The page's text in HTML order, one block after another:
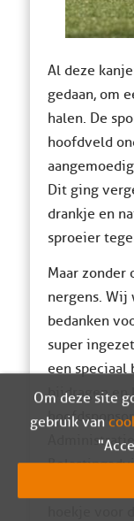
Al deze
gedaan, om
halen. De
hoofdveld
Dit ging
drankje en
sproeier
Maar zonder
nergens.
bedanken
super
een speciaal
bijdragen en
Om deze site
gebruik van